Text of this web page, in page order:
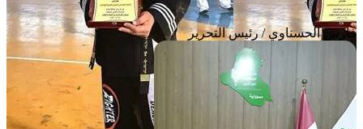
فارس الحسناوي / رئيس التحرير